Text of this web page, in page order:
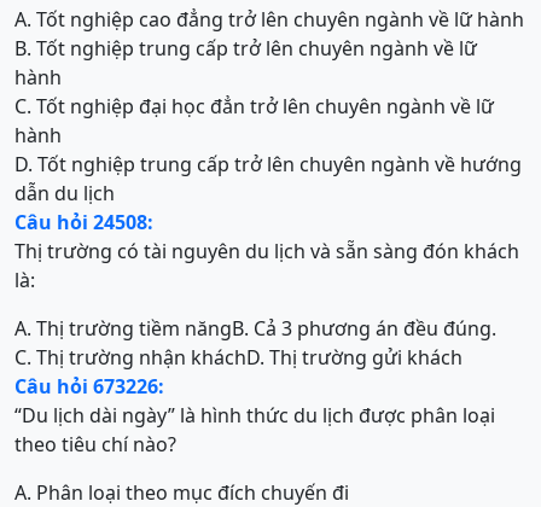
A. Tốt nghiệp cao đẳng trở lên chuyên ngành về lữ hành
B. Tốt nghiệp trung cấp trở lên chuyên ngành về lữ
hành
C. Tốt nghiệp đại học đẳn trở lên chuyên ngành về lữ
hành
D. Tốt nghiệp trung cấp trở lên chuyên ngành về hướng
dẫn du lịch
Câu hỏi 24508:
Thị trường có tài nguyên du lịch và sẵn sàng đón khách
là:
A. Thị trường tiềm năngB. Cả 3 phương án đều đúng.
C. Thị trường nhận kháchD. Thị trường gửi khách
Câu hỏi 673226:
“Du lịch dài ngày” là hình thức du lịch được phân loại
theo tiêu chí nào?
A. Phân loại theo mục đích chuyến đi